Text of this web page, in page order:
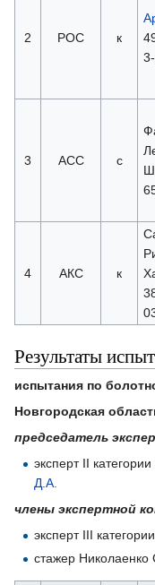
2 РОС к
3 АСС с
4 АКС к
Результаты
испытания по
Новгородская
председатель
эксперт II
Д.А.
члены экспертной
эксперт III
стажер Николаенко